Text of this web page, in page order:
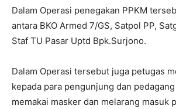
Dalam Operasi penegakan PPKM
antara BKO Armed 7/GS, Satpol PP,
Staf TU Pasar Uptd Bpk.Surjono.
Dalam Operasi tersebut juga petugas
kepada para pengunjung dan
memakai masker dan melarang masuk